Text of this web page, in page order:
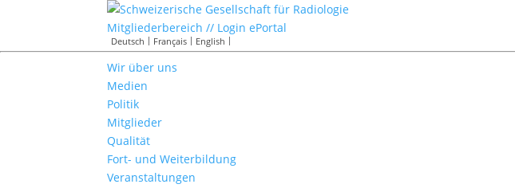
Mitgliederbereich // Login ePortal
Deutsch Français English
Wir über uns
Medien
Politik
Mitglieder
Qualität
Fort- und Weiterbildung
Veranstaltungen